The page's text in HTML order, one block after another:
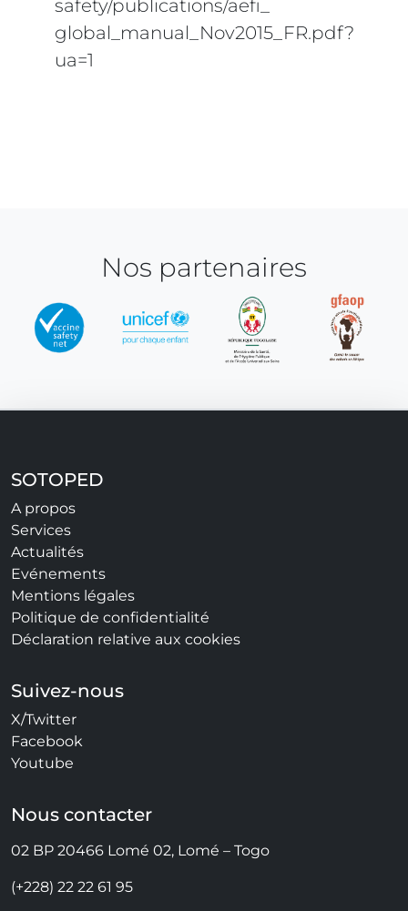
safety/publications/aefi_
global_manual_Nov2015_FR.pdf?
ua=1
Nos partenaires
SOTOPED
A propos
Services
Actualités
Evénements
Mentions légales
Politique de confidentialité
Déclaration relative aux cookies
Suivez-nous
X/Twitter
Facebook
Youtube
Nous contacter
02 BP 20466 Lomé 02, Lomé – Togo
(+228) 22 22 61 95